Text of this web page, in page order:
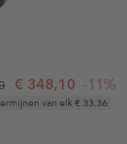
€ 348,10 -11%
van elk€ 33,36